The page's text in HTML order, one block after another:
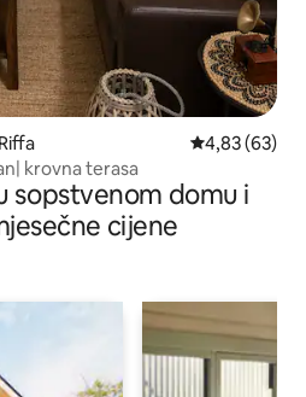
prosječna
4,83 (63)
krovna terasa
sopstvenom domu i
cijene